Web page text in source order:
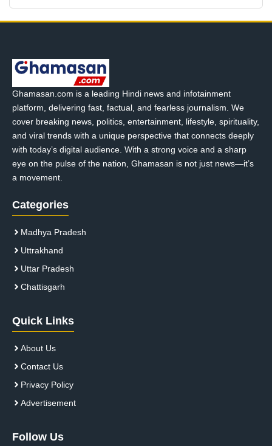
Ghamasan.com is a leading Hindi news and infotainment
platform, delivering fast, factual, and fearless journalism. We
cover breaking news, politics, entertainment, lifestyle, spirituality,
and viral trends with a unique perspective that connects deeply
with today’s digital audience. With a strong voice and a sharp
eye on the pulse of the nation, Ghamasan is not just news—it’s
a movement.
Categories
Madhya Pradesh
Uttrakhand
Uttar Pradesh
Chattisgarh
Quick Links
About Us
Contact Us
Privacy Policy
Advertisement
Follow Us